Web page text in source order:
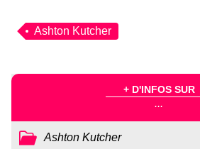
Ashton Kutcher
+ D'INFOS SUR
...
Ashton Kutcher